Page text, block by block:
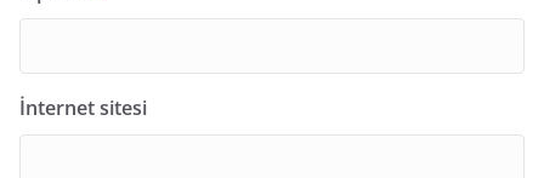
İnternet sitesi